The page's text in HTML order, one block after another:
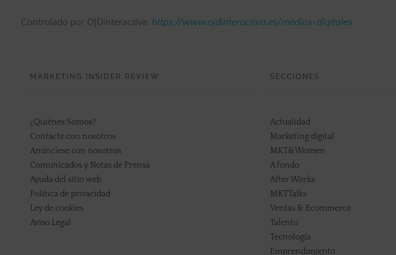
Controlado por OJDinteractiva: https://www.ojdinteractiva.es/medios-digitales
MARKETING INSIDER REVIEW
¿Quiénes Somos?
Contacte con nosotros
Anúnciese con nosotros
Comunicados y Notas de Prensa
Ayuda del sitio web
Política de privacidad
Ley de cookies
Aviso Legal
SECCIONES
Actualidad
Marketing digital
MKT&Women
A fondo
After Works
MKTTalks
Ventas & Ecommerce
Talento
Tecnología
Emprendimiento